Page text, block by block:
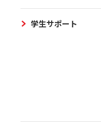
学生サポート